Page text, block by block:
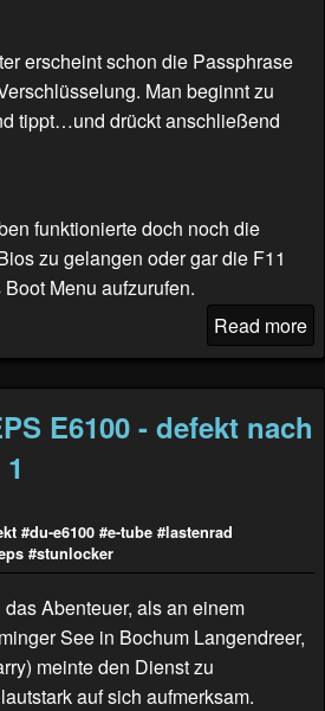
erscheint schon die Passphrase
Man beginnt zu
tippt…und drückt anschließend
funktionierte doch noch die
zu gelangen oder gar die F11
Menu aufzurufen.
Read more
E6100 - defekt nach
#du-e6100 #e-tube #lastenrad
#stunlocker
Abenteuer, als an einem
See in Bochum Langendreer,
) meinte den Dienst zu
auf sich aufmerksam.